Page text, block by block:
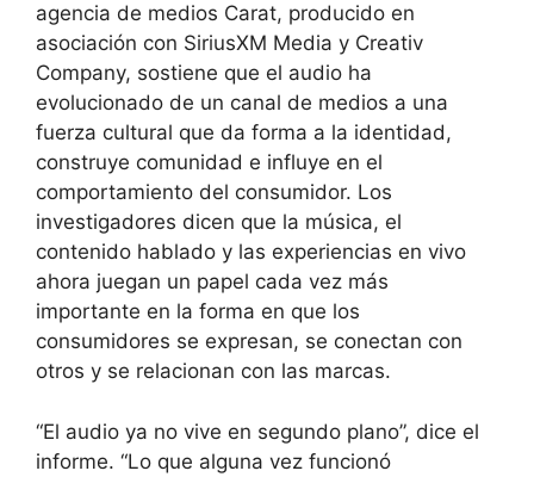
agencia de medios Carat, producido en
asociación con SiriusXM Media y Creativ
Company, sostiene que el audio ha
evolucionado de un canal de medios a una
fuerza cultural que da forma a la identidad,
construye comunidad e influye en el
comportamiento del consumidor. Los
investigadores dicen que la música, el
contenido hablado y las experiencias en vivo
ahora juegan un papel cada vez más
importante en la forma en que los
consumidores se expresan, se conectan con
otros y se relacionan con las marcas.
“El audio ya no vive en segundo plano”, dice el
informe. “Lo que alguna vez funcionó